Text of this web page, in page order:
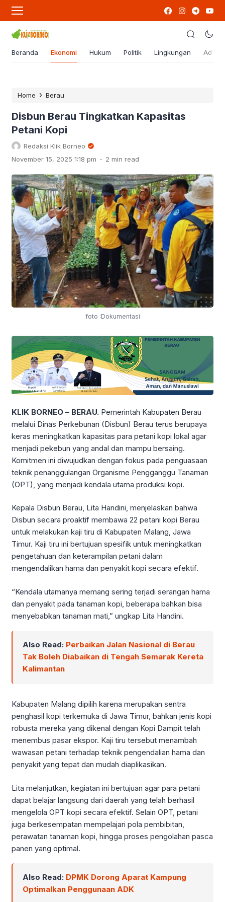
Beranda Ekonomi Hukum Politik Lingkungan
Home › Berau
Disbun Berau Tingkatkan Kapasitas
Petani Kopi
Redaksi Klik Borneo
November 15, 2025 1:18 pm . 2 min read
foto :Dokumentasi
KLIK BORNEO – BERAU. Pemerintah Kabupaten Berau
melalui Dinas Perkebunan (Disbun) Berau terus berupaya
keras meningkatkan kapasitas para petani kopi lokal agar
menjadi pekebun yang andal dan mampu bersaing.
Komitmen ini diwujudkan dengan fokus pada penguasaan
teknik penanggulangan Organisme Pengganggu Tanaman
(OPT), yang menjadi kendala utama produksi kopi.
Kepala Disbun Berau, Lita Handini, menjelaskan bahwa
Disbun secara proaktif membawa 22 petani kopi Berau
untuk melakukan kaji tiru di Kabupaten Malang, Jawa
Timur. Kaji tiru ini bertujuan spesifik untuk meningkatkan
pengetahuan dan keterampilan petani dalam
mengendalikan hama dan penyakit kopi secara efektif.
“Kendala utamanya memang sering terjadi serangan hama
dan penyakit pada tanaman kopi, beberapa bahkan bisa
menyebabkan tanaman mati,” ungkap Lita Handini.
Also Read: Perbaikan Jalan Nasional di Berau
Tak Boleh Diabaikan di Tengah Semarak Kereta
Kalimantan
Kabupaten Malang dipilih karena merupakan sentra
penghasil kopi terkemuka di Jawa Timur, bahkan jenis kopi
robusta mereka yang dikenal dengan Kopi Dampit telah
menembus pasar ekspor. Kaji tiru tersebut menambah
wawasan petani terhadap teknik pengendalian hama dan
penyakit yang tepat dan mudah diaplikasikan.
Lita melanjutkan, kegiatan ini bertujuan agar para petani
dapat belajar langsung dari daerah yang telah berhasil
mengelola OPT kopi secara efektif. Selain OPT, petani
juga berkesempatan mempelajari pola pembibitan,
perawatan tanaman kopi, hingga proses pengolahan pasca
panen yang optimal.
Also Read: DPMK Dorong Aparat Kampung
Optimalkan Penggunaan ADK